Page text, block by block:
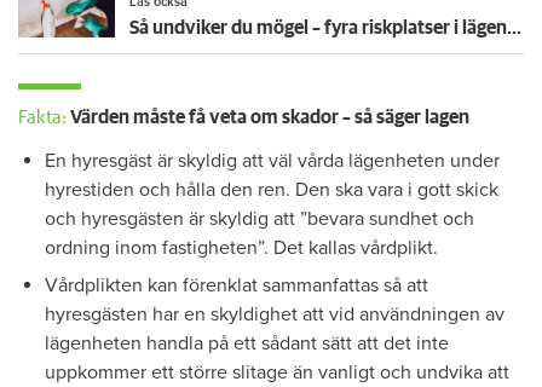
Så undviker du mögel – fyra riskplatser i lägenheten: ”Måste städa bort”
Fakta: Värden måste få veta om skador – så säger lagen
En hyresgäst är skyldig att väl vårda lägenheten under
hyrestiden och hålla den ren. Den ska vara i gott skick
och hyresgästen är skyldig att ”bevara sundhet och
ordning inom fastigheten”. Det kallas vårdplikt.
Vårdplikten kan förenklat sammanfattas så att
hyresgästen har en skyldighet att vid användningen av
lägenheten handla på ett sådant sätt att det inte
uppkommer ett större slitage än vanligt och undvika att